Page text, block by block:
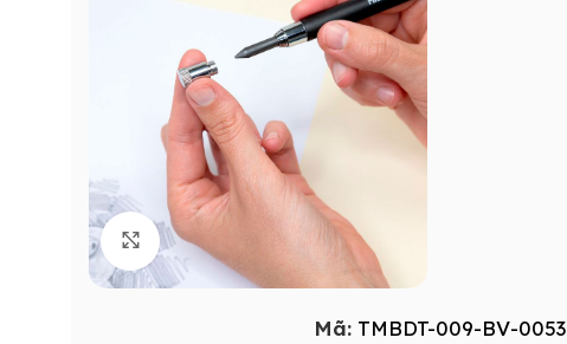
Click to enlarge
Mã: TMBDT-009-BV-0053